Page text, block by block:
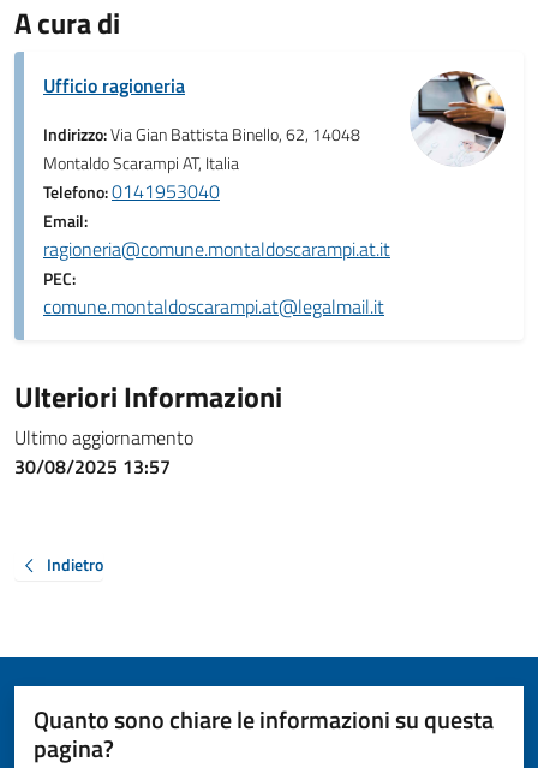
A cura di
Ufficio ragioneria
Indirizzo:Via Gian Battista Binello, 62, 14048
Montaldo Scarampi AT, Italia
Telefono:0141953040
Email:
ragioneria@comune.montaldoscarampi.at.it
PEC:
comune.montaldoscarampi.at@legalmail.it
Ulteriori Informazioni
Ultimo aggiornamento
30/08/2025 13:57
Indietro
Quanto sono chiare le informazioni su questa
pagina?